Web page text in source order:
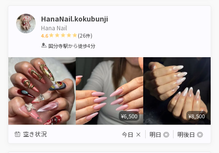
HanaNail.kokubunji
Hana Nail
4.6
1 2 3 4 5
(26件)
国分寺駅から徒歩4分
¥6,500 ¥8,500
空き状況 今日 × 明日 ◎ 明後日 ◎